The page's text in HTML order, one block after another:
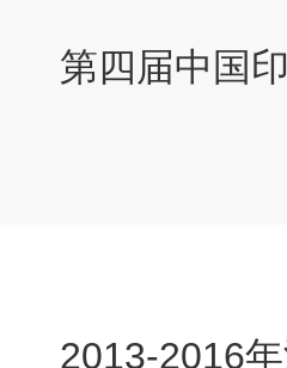
第四届中国
2013-2016